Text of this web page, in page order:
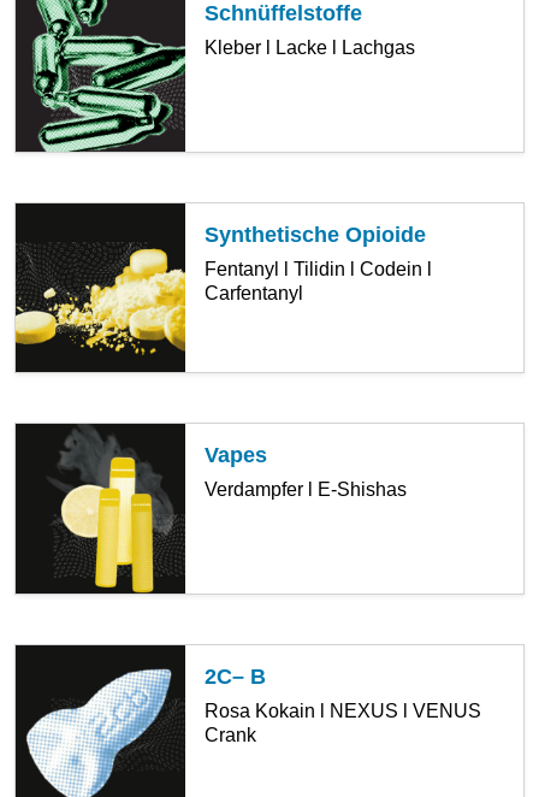
Schnüffelstoffe
Kleber l Lacke l Lachgas
Synthetische Opioide
Fentanyl l Tilidin l Codein l
Carfentanyl
Vapes
Verdampfer l E-Shishas
2C– B
Rosa Kokain l NEXUS l VENUS
Crank